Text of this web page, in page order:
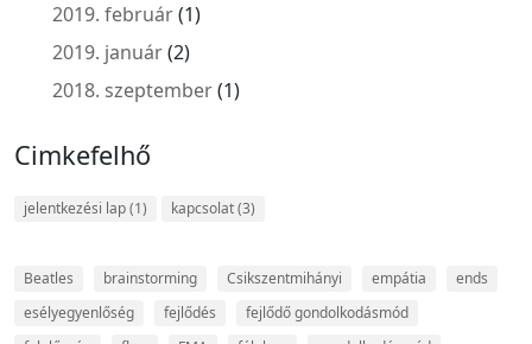
2019. február(1)
2019. január(2)
2018. szeptember(1)
Cimkefelhő
jelentkezési lap(1) kapcsolat(3)
Beatles brainstorming Csikszentmihányi empátia
ends
esélyegyenlőség
fejlődés
fejlődő gondolkodásmód